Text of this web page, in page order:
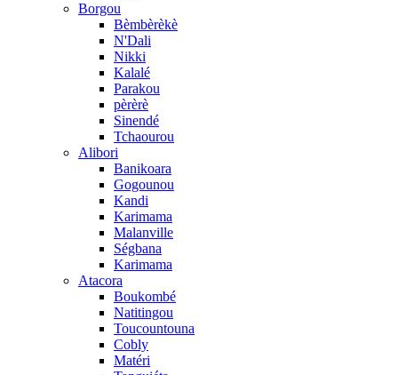
Borgou
Bèmbèrèkè
N'Dali
Nikki
Kalalé
Parakou
pèrèrè
Sinendé
Tchaourou
Alibori
Banikoara
Gogounou
Kandi
Karimama
Malanville
Ségbana
Karimama
Atacora
Boukombé
Natitingou
Toucountouna
Cobly
Matéri